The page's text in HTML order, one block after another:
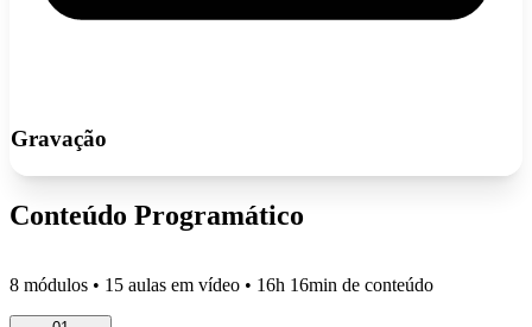
Gravação
Conteúdo Programático
8 módulos • 15 aulas em vídeo • 16h 16min de conteúdo